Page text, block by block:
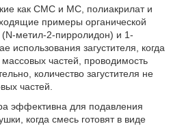
как СМС и МС, полиакрилат и
примеры органической
метил-2-пирролидон) и 1-
использования загустителя, когда
частей, проводимость
количество загустителя не
частей.
эффективна для подавления
когда смесь готовят в виде